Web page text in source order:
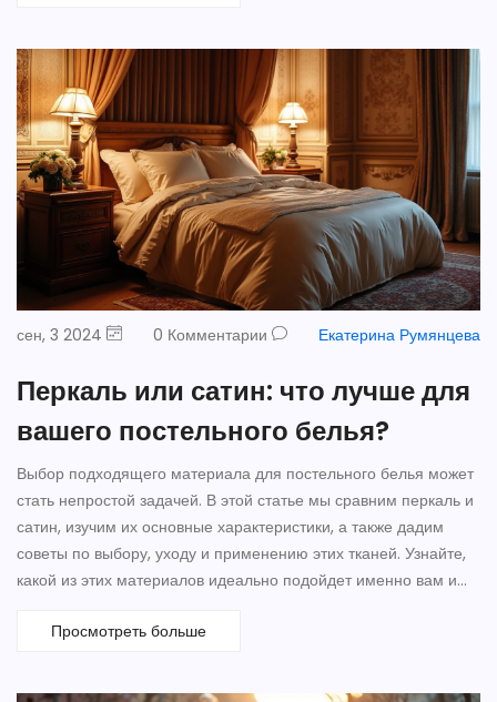
сен, 3 2024 0 Комментарии Екатерина Румянцева
Перкаль или сатин: что лучше для
вашего постельного белья?
Выбор подходящего материала для постельного белья может
стать непростой задачей. В этой статье мы сравним перкаль и
сатин, изучим их основные характеристики, а также дадим
советы по выбору, уходу и применению этих тканей. Узнайте,
какой из этих материалов идеально подойдет именно вам и
Просмотреть больше